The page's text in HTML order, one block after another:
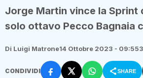
Jorge Martin vince la Sprint
solo ottavo Pecco Bagnaia
Di Luigi Matrone14 Ottobre 2023 - 09:55
CONDIVIDI SHARE